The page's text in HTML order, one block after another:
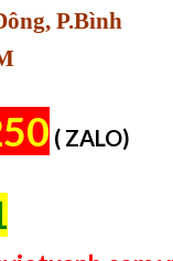
P.Bình
( ZALO)